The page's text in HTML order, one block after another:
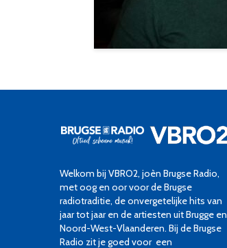
Welkom bij VBRO2, joèn Brugse Radio,
met oog en oor voor de Brugse
radiotraditie, de onvergetelijke hits van
jaar tot jaar en de artiesten uit Brugge en
Noord-West-Vlaanderen. Bij de Brugse
Radio zit je goed voor een